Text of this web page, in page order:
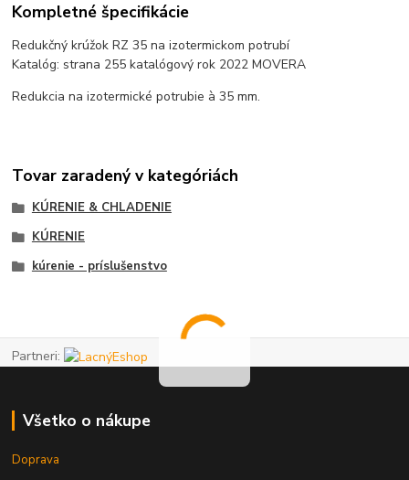
Kompletné špecifikácie
Redukčný krúžok RZ 35 na izotermickom potrubí
Katalóg: strana 255 katalógový rok 2022 MOVERA
Redukcia na izotermické potrubie à 35 mm.
Tovar zaradený v kategóriách
KÚRENIE & CHLADENIE
KÚRENIE
kúrenie - príslušenstvo
Partneri:
Všetko o nákupe
Doprava